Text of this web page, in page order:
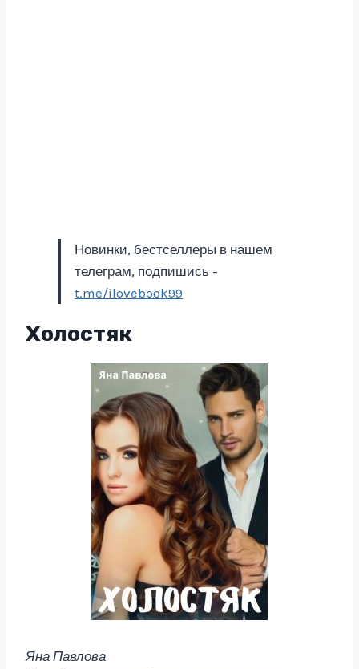
Новинки, бестселлеры в нашем
телеграм, подпишись -
t.me/ilovebook99
Холостяк
Яна Павлова